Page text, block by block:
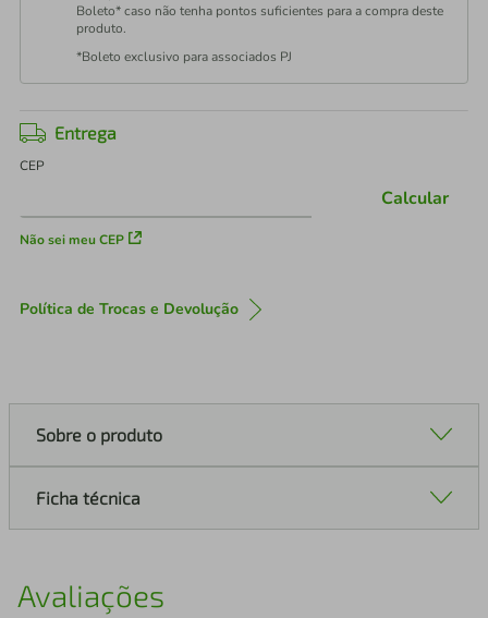
Boleto* caso não tenha pontos suficientes para a compra deste
produto.
*Boleto exclusivo para associados PJ
Entrega
CEP
Não sei meu CEP
Calcular
Política de Trocas e Devolução
Sobre o produto
Ficha técnica
Avaliações